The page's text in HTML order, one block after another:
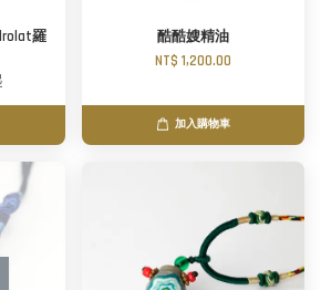
羅
酷酷嫂精油
NT$ 1,200.00
加入購物車